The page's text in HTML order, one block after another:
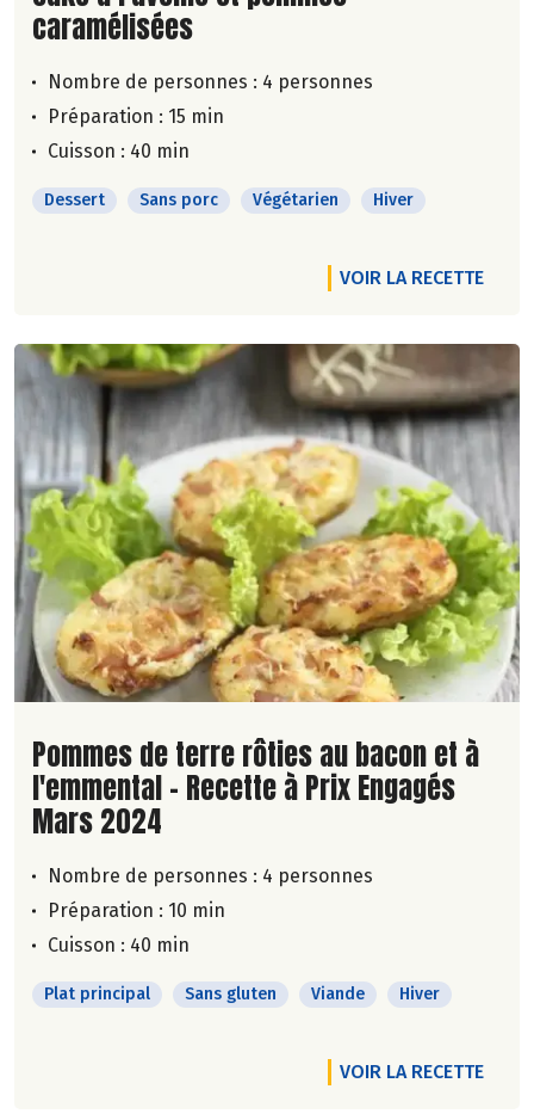
caramélisées
Nombre de personnes : 4 personnes
Préparation : 15 min
Cuisson : 40 min
Dessert Sans porc Végétarien Hiver
VOIR LA RECETTE
Lire la suite de la recette
Pommes de terre rôties au bacon et à
l'emmental - Recette à Prix Engagés
Mars 2024
Nombre de personnes : 4 personnes
Préparation : 10 min
Cuisson : 40 min
Plat principal Sans gluten Viande Hiver
VOIR LA RECETTE